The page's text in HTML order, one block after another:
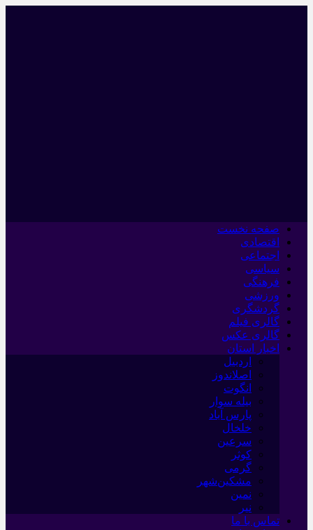
صفحه نخست
اقتصادی
اجتماعی
سیاسی
فرهنگی
ورزشی
گردشگری
گالری فیلم
گالری عکس
اخبار استان
اردبیل
اصلاندوز
انگوت
بیله سوار
پارس آباد
خلخال
سرعین
کوثر
گرمی
مشکین‌شهر
نمین
نیر
تماس با ما